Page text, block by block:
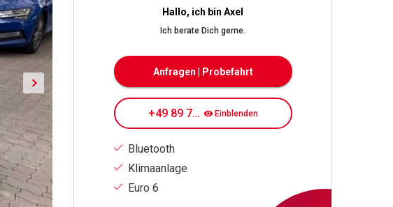
Hallo, ich bin Axel
Ich berate Dich gerne.
Anfragen | Probefahrt
+49 89 7080 84 178 Einblenden
Bluetooth
Klimaanlage
Euro 6